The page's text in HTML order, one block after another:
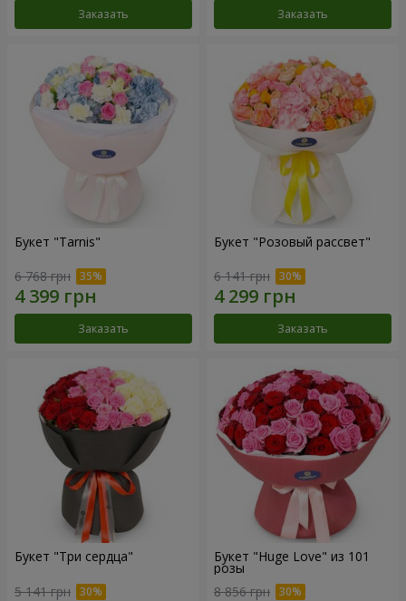
Заказать Заказать
Букет "Tarnis"
6 768 грн
Заказать
Букет "Розовый рассвет"
6 141 грн
Заказать
Букет "Три сердца"
5 141 грн
Букет "Huge Love" из 101
розы
8 856 грн